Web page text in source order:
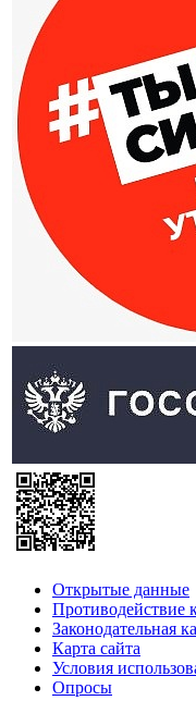
Открытые данные
Противодействие
Законодательная
Карта сайта
Условия
Опросы